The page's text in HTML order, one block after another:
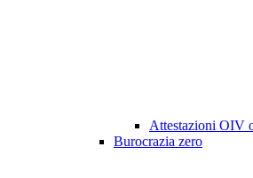
Attestazioni OIV
Burocrazia zero